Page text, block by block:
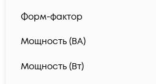
Форм-фактор
Мощность (ВА)
Мощность (Вт)